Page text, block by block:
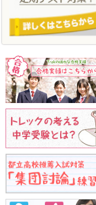
学習塾トレックをはじめて
2020/09/28
2020 親と子の私立・都立
インで実施いたします。
2020/07/01
「夏期講習」 「夏のはじめ
2020/03/23
「合格実績」 「合格体験記
2020/03/11